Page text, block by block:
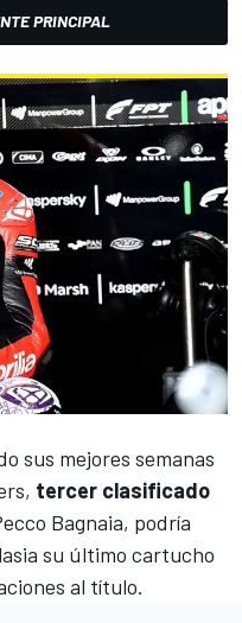
PRINCIPAL
sus mejores semanas
tercer clasificado
Bagnaia, podría
su último cartucho
al título.